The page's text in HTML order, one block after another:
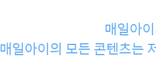
매일아
매일아이의 모든 콘텐츠는